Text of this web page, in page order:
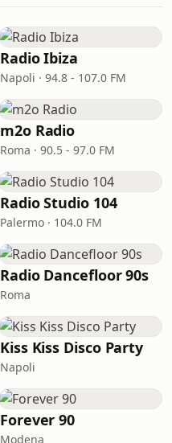
Radio Ibiza
Napoli · 94.8 - 107.0 FM
m2o Radio
Roma · 90.5 - 97.0 FM
Radio Studio 104
Palermo · 104.0 FM
Radio Dancefloor 90s
Roma
Kiss Kiss Disco Party
Napoli
Forever 90
Modena